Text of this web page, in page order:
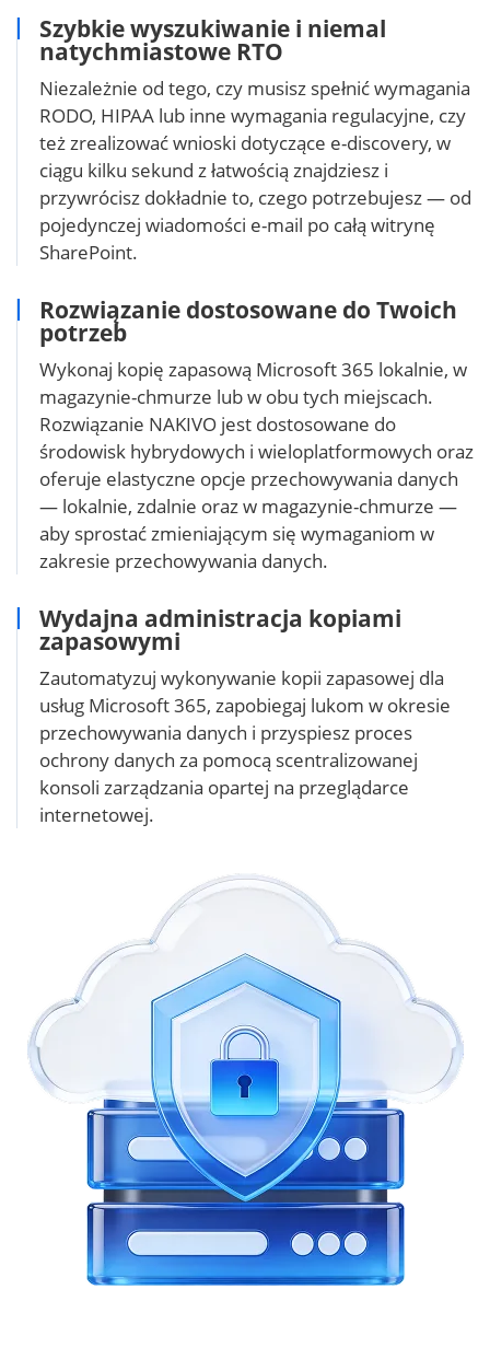
Szybkie wyszukiwanie i niemal
natychmiastowe RTO
Niezależnie od tego, czy musisz spełnić wymagania
RODO, HIPAA lub inne wymagania regulacyjne, czy
też zrealizować wnioski dotyczące e-discovery, w
ciągu kilku sekund z łatwością znajdziesz i
przywrócisz dokładnie to, czego potrzebujesz — od
pojedynczej wiadomości e-mail po całą witrynę
SharePoint.
Rozwiązanie dostosowane do Twoich
potrzeb
Wykonaj kopię zapasową Microsoft 365 lokalnie, w
magazynie-chmurze lub w obu tych miejscach.
Rozwiązanie NAKIVO jest dostosowane do
środowisk hybrydowych i wieloplatformowych oraz
oferuje elastyczne opcje przechowywania danych
— lokalnie, zdalnie oraz w magazynie-chmurze —
aby sprostać zmieniającym się wymaganiom w
zakresie przechowywania danych.
Wydajna administracja kopiami
zapasowymi
Zautomatyzuj wykonywanie kopii zapasowej dla
usług Microsoft 365, zapobiegaj lukom w okresie
przechowywania danych i przyspiesz proces
ochrony danych za pomocą scentralizowanej
konsoli zarządzania opartej na przeglądarce
internetowej.